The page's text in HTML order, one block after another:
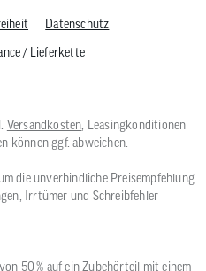
Datenschutz
/ Lieferkette
Versandkosten , Leasingkonditionen
können ggf. abweichen.
die unverbindliche Preisempfehlung
Irrtümer und Schreibfehler
50 % auf ein Zubehörteil mit einem